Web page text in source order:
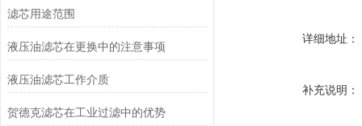
滤芯用途范围
液压油滤芯在更换中的注意事项
液压油滤芯工作介质
贺德克滤芯在工业过滤中的优势
详细地址：
补充说明：